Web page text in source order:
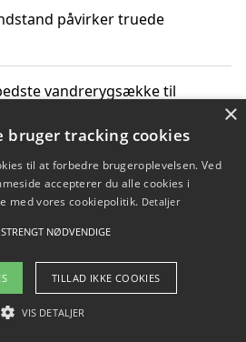
påvirker truede
vandrerygsække til
2026 - Pilanto Aps
×
bruger tracking cookies
til at forbedre brugeroplevelsen. Ved
accepterer du alle cookies i
med vores cookiepolitik. Detaljer
STRENGT NØDVENDIGE
TILLAD IKKE COOKIES
VIS DETALJER